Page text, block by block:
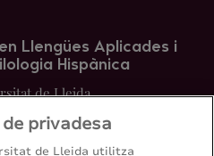
Llengües Aplicades i
Hispànica
de Lleida
privadesa
de Lleida utilitza